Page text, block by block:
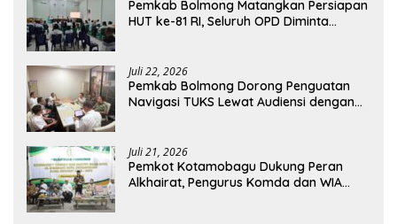
Pemkab Bolmong Matangkan Persiapan
HUT ke-81 RI, Seluruh OPD Diminta
Juli 22, 2026
Pemkab Bolmong Dorong Penguatan
Navigasi TUKS Lewat Audiensi dengan
Juli 21, 2026
Pemkot Kotamobagu Dukung Peran
Alkhairat, Pengurus Komda dan WIA